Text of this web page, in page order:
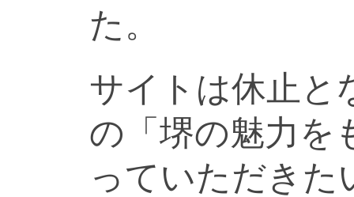
た。
サイトは休止と
の「堺の魅力を
っていただきた